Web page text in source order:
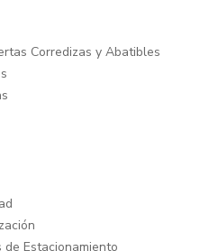
Corredizas y Abatibles
Estacionamiento